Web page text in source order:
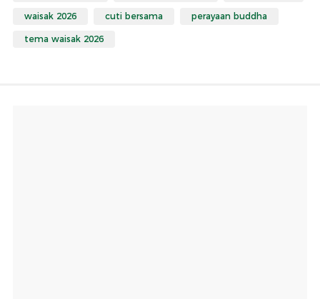
waisak 2026 cuti bersama perayaan buddha
tema waisak 2026